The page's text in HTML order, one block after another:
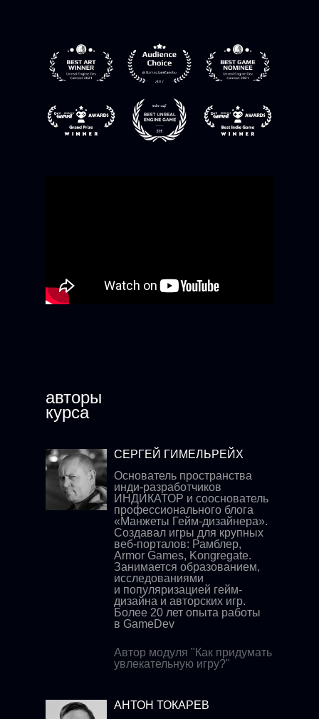
авторы
курса
СЕРГЕЙ ГИМЕЛЬРЕЙХ
Автор модуля "Как придумать
увлекательную игру?"
Основатель пространства
инди-разработчиков
ИНДИКАТОР и сооснователь
профессионального блога
«Манжеты Гейм-дизайнера».
Создавал игры для крупных
веб-порталов: Рамблер,
Armor Games, Kongregate.
Занимается образованием,
исследованиями
и популяризацией гейм-
дизайна и авторских игр.
Более 20 лет опыта работы
в GameDev
АНТОН ТОКАРЕВ